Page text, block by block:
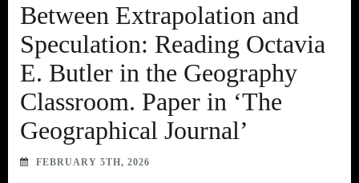
Between Extrapolation and
Speculation: Reading Octavia
E. Butler in the Geography
Classroom. Paper in ‘The
Geographical Journal’
FEBRUARY 5TH, 2026